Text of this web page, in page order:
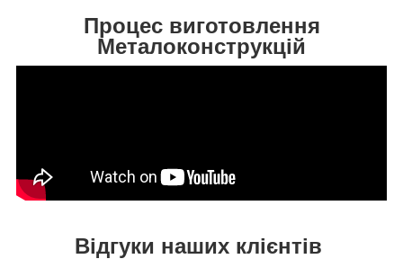
Процес виготовлення
Металоконструкцій
Відгуки наших клієнтів